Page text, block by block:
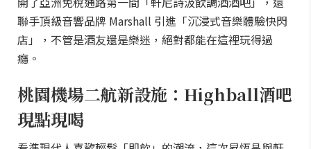
聯手頂級音響品牌 Marshall 引進「沉浸式音樂體驗快閃
店」，不管是酒友還是樂迷，絕對都能在這裡玩得過
癮。
桃園機場二航新設施：Highball酒吧
現點現喝